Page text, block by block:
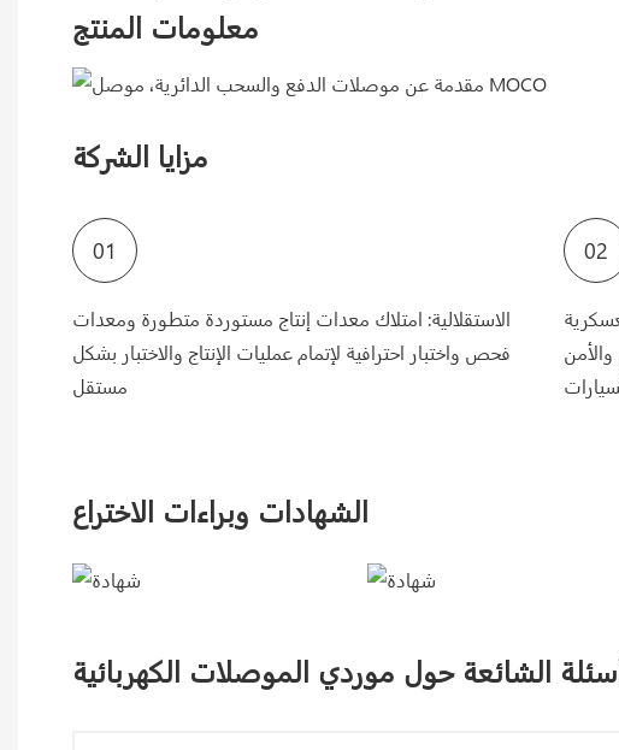
معلومات المنتج
مزايا الشركة
01
الاستقلالية: امتلاك معدات إنتاج مستوردة متطورة ومعدات
فحص واختبار احترافية لإتمام عمليات الإنتاج والاختبار بشكل
مستقل
02
الشهادات وبراءات الاختراع
الشائعة حول موردي الموصلات الكهربائية